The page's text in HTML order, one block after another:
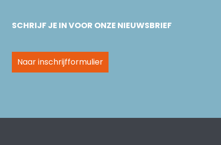
SCHRIJF JE IN VOOR ONZE NIEUWSBRIEF
Naar inschrijfformulier